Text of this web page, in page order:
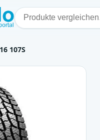
107S